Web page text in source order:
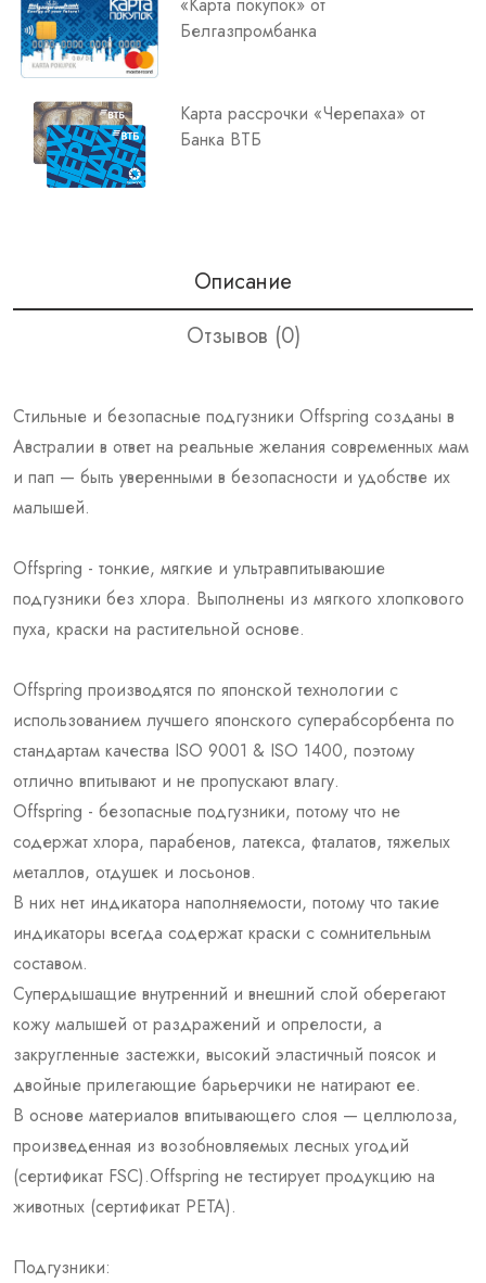
Белгазпромбанка
Карта рассрочки «Черепаха» от
Банка ВТБ
Описание
Отзывов (0)
Стильные и безопасные подгузники Offspring созданы в
Австралии в ответ на реальные желания современных мам
и пап — быть уверенными в безопасности и удобстве их
малышей.
Offspring - тонкие, мягкие и ультравпитываюшие
подгузники без хлора. Выполнены из мягкого хлопкового
пуха, краски на растительной основе.
Offspring производятся по японской технологии с
использованием лучшего японского суперабсорбента по
стандартам качества ISO 9001 & ISO 1400, поэтому
отлично впитывают и не пропускают влагу.
Offspring - безопасные подгузники, потому что не
содержат хлора, парабенов, латекса, фталатов, тяжелых
металлов, отдушек и лосьонов.
В них нет индикатора наполняемости, потому что такие
индикаторы всегда содержат краски с сомнительным
составом.
Супердышащие внутренний и внешний слой оберегают
кожу малышей от раздражений и опрелости, а
закругленные застежки, высокий эластичный поясок и
двойные прилегающие барьерчики не натирают ее.
В основе материалов впитывающего слоя — целлюлоза,
произведенная из возобновляемых лесных угодий
(сертификат FSC).Offspring не тестирует продукцию на
животных (сертификат PETA).
Подгузники: